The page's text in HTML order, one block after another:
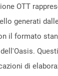
OTT
generati
il formato
di